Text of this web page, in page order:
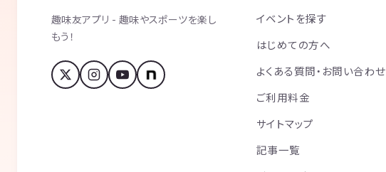
趣味友アプリ - 趣味やスポーツを楽し
もう！
イベントを探す
はじめての方へ
よくある質問・お問い合わせ
ご利用料金
サイトマップ
記事一覧